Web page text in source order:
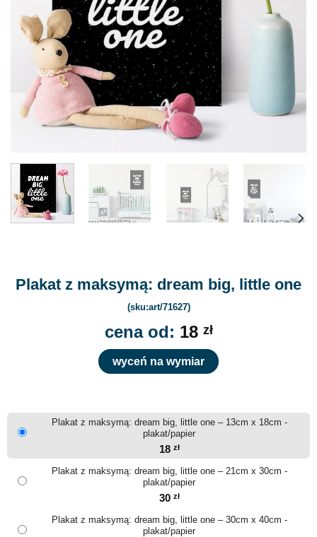
Plakat z maksymą: dream big, little one
(sku:art/71627)
cena od: 18 zł
wyceń na wymiar
Plakat z maksymą: dream big, little one – 13cm x 18cm -
plakat/papier
18 zł
Plakat z maksymą: dream big, little one – 21cm x 30cm -
plakat/papier
30 zł
Plakat z maksymą: dream big, little one – 30cm x 40cm -
plakat/papier